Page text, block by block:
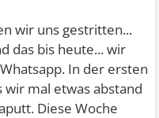
wir uns gestritten...
das bis heute... wir
In der ersten
wir mal etwas abstand
Diese Woche